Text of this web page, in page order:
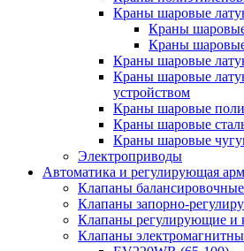
Краны шаровые
Краны
Краны
Краны шаровые
Краны шаровые
устройством
Краны шаровые
Краны шаровые
Краны шаровые
Электроприводы
Автоматика и регулирующая
Клапаны
Клапаны запорно-
Клапаны регулирующие и
Клапаны